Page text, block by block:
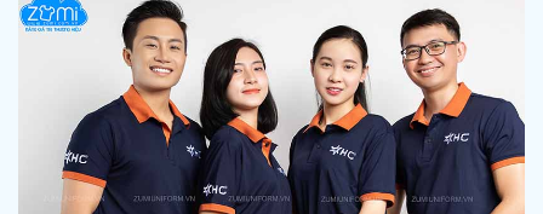
hiểu lợi ích khi lựa chọn mẫu áo thun đồng phục cổ trụ qua
bài viết dưới đây nhé!